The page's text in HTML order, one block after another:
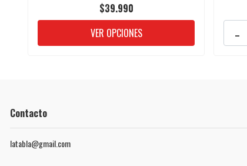
$39.990
VER OPCIONES
-
Contacto
latabla@gmail.com